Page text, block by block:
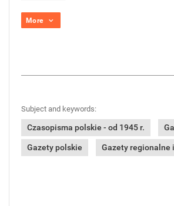
More
Subject and keywords:
Czasopisma polskie - od 1945 r.
Gazety polskie Gazety regionalne